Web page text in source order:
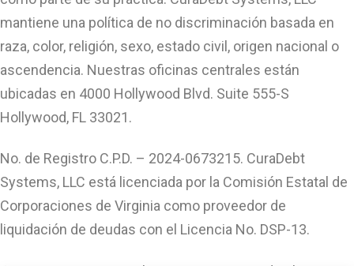
mantiene una política de no discriminación basada en
raza, color, religión, sexo, estado civil, origen nacional o
ascendencia. Nuestras oficinas centrales están
ubicadas en 4000 Hollywood Blvd. Suite 555-S
Hollywood, FL 33021.
No. de Registro C.P.D. – 2024-0673215. CuraDebt
Systems, LLC está licenciada por la Comisión Estatal de
Corporaciones de Virginia como proveedor de
liquidación de deudas con el Licencia No. DSP-13.